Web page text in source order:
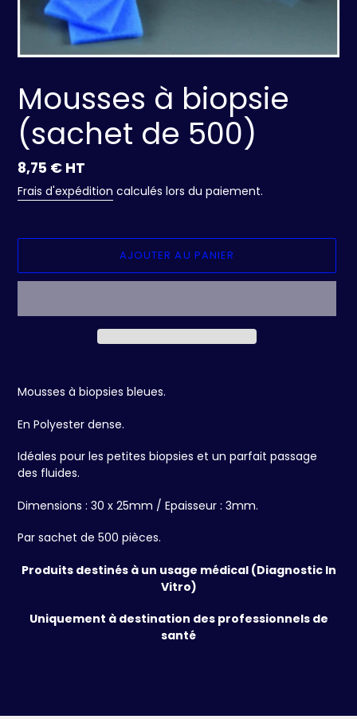
Mousses à biopsie
(sachet de 500)
Prix
normal
8,75 € HT
Frais d'expédition calculés lors du paiement.
AJOUTER AU PANIER
d'un
produit
à
panier
Mousses à biopsies bleues.
En Polyester dense.
Idéales pour les petites biopsies et un parfait passage
des fluides.
Dimensions : 30 x 25mm / Epaisseur : 3mm.
Par sachet de 500 pièces.
Produits destinés à un usage médical (Diagnostic In
Vitro)
Uniquement à destination des professionnels de
santé